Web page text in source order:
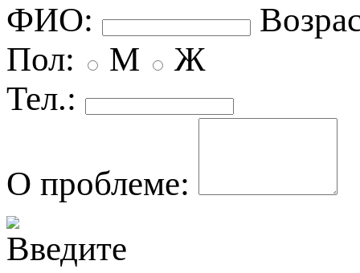
ФИО:
Пол:
М
Ж
Тел.:
О проблеме: